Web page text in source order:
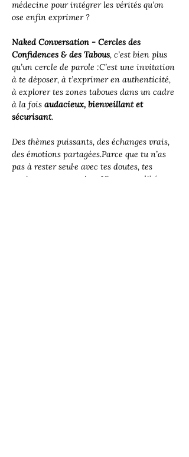
médecine pour intégrer les vérités qu’on
ose enfin exprimer ?
Naked Conversation - Cercles des
Confidences & des Tabous, c’est bien plus
qu’un cercle de parole :C’est une invitation
à te déposer, à t’exprimer en authenticité,
à explorer tes zones taboues dans un cadre
à la fois audacieux, bienveillant et
sécurisant.
Des thèmes puissants, des échanges vrais,
des émotions partagées.Parce que tu n’as
pas à rester seul·e avec tes doutes, tes
envies, ou tes questions.Viens oser, libérer,